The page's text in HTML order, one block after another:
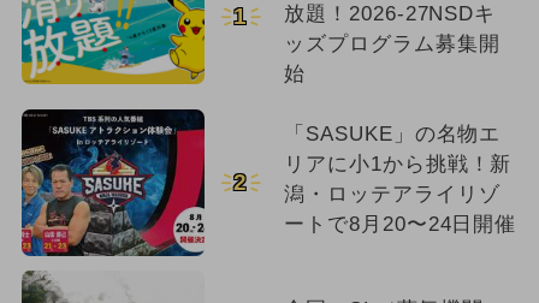
1
放題！2026-27NSDキ
ッズプログラム募集開
始
2
「SASUKE」の名物エ
リアに小1から挑戦！新
潟・ロッテアライリゾ
ートで8月20〜24日開催